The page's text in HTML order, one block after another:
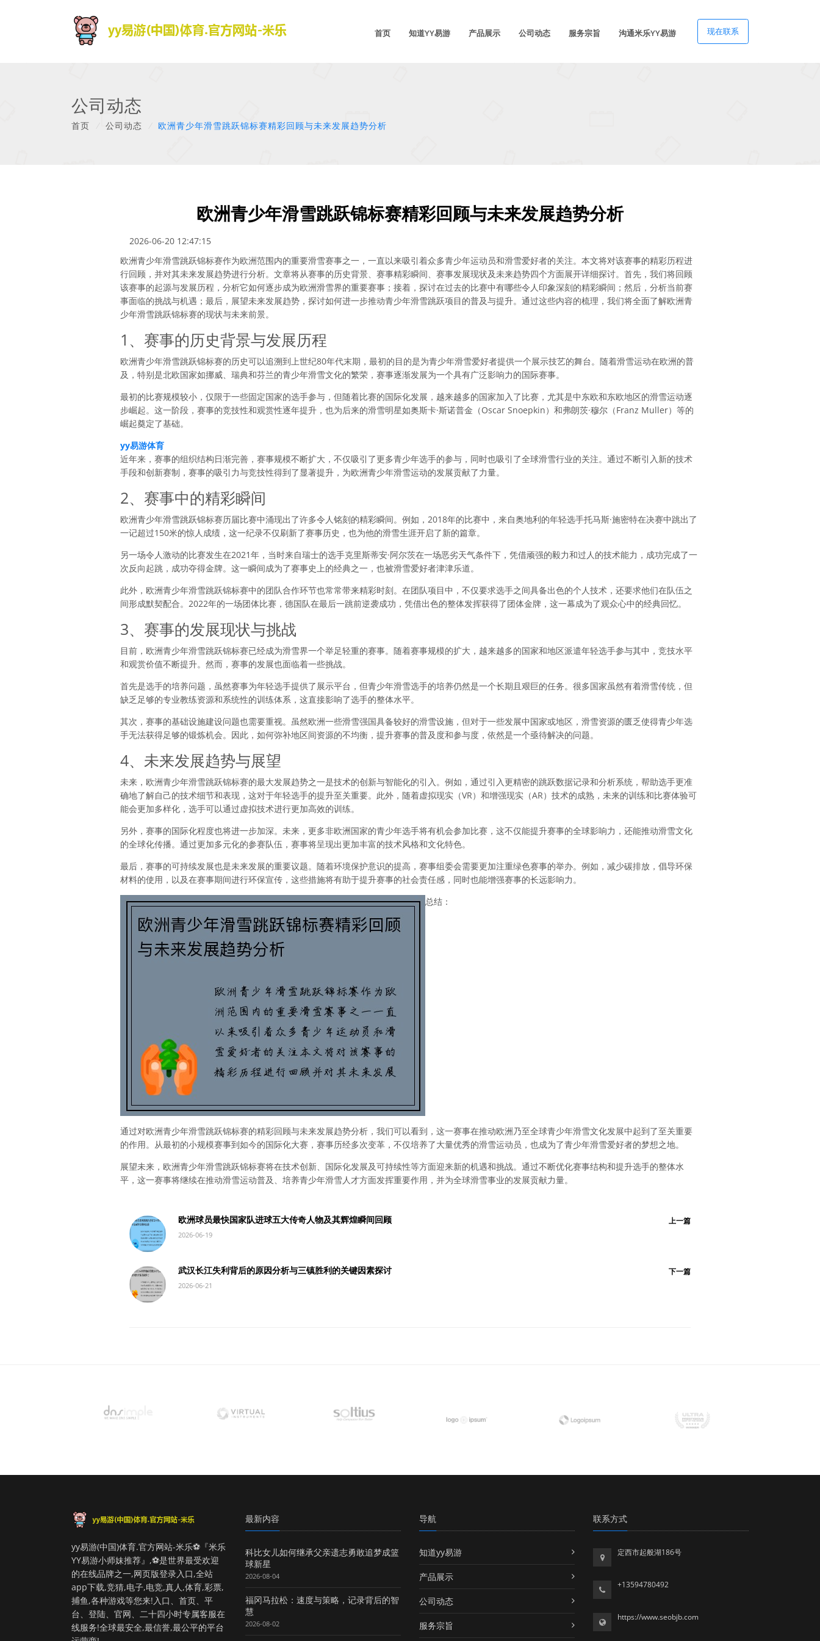
首页 知道YY易游 产品展示 公司动态 服务宗旨 沟通米乐YY易游 现在联系
公司动态
首页 公司动态 欧洲青少年滑雪跳跃锦标赛精彩回顾与未来发展趋势分析
欧洲青少年滑雪跳跃锦标赛精彩回顾与未来发展趋势分析
2026-06-20 12:47:15
欧洲青少年滑雪跳跃锦标赛作为欧洲范围内的重要滑雪赛事之一，一直以来吸引着众多青少年运动员和滑雪爱好者的关注。本文将对该赛事的精彩历程进
行回顾，并对其未来发展趋势进行分析。文章将从赛事的历史背景、赛事精彩瞬间、赛事发展现状及未来趋势四个方面展开详细探讨。首先，我们将回顾
该赛事的起源与发展历程，分析它如何逐步成为欧洲滑雪界的重要赛事；接着，探讨在过去的比赛中有哪些令人印象深刻的精彩瞬间；然后，分析当前赛
事面临的挑战与机遇；最后，展望未来发展趋势，探讨如何进一步推动青少年滑雪跳跃项目的普及与提升。通过这些内容的梳理，我们将全面了解欧洲青
少年滑雪跳跃锦标赛的现状与未来前景。
1、赛事的历史背景与发展历程
欧洲青少年滑雪跳跃锦标赛的历史可以追溯到上世纪80年代末期，最初的目的是为青少年滑雪爱好者提供一个展示技艺的舞台。随着滑雪运动在欧洲的普
及，特别是北欧国家如挪威、瑞典和芬兰的青少年滑雪文化的繁荣，赛事逐渐发展为一个具有广泛影响力的国际赛事。
最初的比赛规模较小，仅限于一些固定国家的选手参与，但随着比赛的国际化发展，越来越多的国家加入了比赛，尤其是中东欧和东欧地区的滑雪运动逐
步崛起。这一阶段，赛事的竞技性和观赏性逐年提升，也为后来的滑雪明星如奥斯卡·斯诺普金（Oscar Snoepkin）和弗朗茨·穆尔（Franz Muller）等的
崛起奠定了基础。
yy易游体育
近年来，赛事的组织结构日渐完善，赛事规模不断扩大，不仅吸引了更多青少年选手的参与，同时也吸引了全球滑雪行业的关注。通过不断引入新的技术
手段和创新赛制，赛事的吸引力与竞技性得到了显著提升，为欧洲青少年滑雪运动的发展贡献了力量。
2、赛事中的精彩瞬间
欧洲青少年滑雪跳跃锦标赛历届比赛中涌现出了许多令人铭刻的精彩瞬间。例如，2018年的比赛中，来自奥地利的年轻选手托马斯·施密特在决赛中跳出了
一记超过150米的惊人成绩，这一纪录不仅刷新了赛事历史，也为他的滑雪生涯开启了新的篇章。
另一场令人激动的比赛发生在2021年，当时来自瑞士的选手克里斯蒂安·阿尔茨在一场恶劣天气条件下，凭借顽强的毅力和过人的技术能力，成功完成了一
次反向起跳，成功夺得金牌。这一瞬间成为了赛事史上的经典之一，也被滑雪爱好者津津乐道。
此外，欧洲青少年滑雪跳跃锦标赛中的团队合作环节也常常带来精彩时刻。在团队项目中，不仅要求选手之间具备出色的个人技术，还要求他们在队伍之
间形成默契配合。2022年的一场团体比赛，德国队在最后一跳前逆袭成功，凭借出色的整体发挥获得了团体金牌，这一幕成为了观众心中的经典回忆。
3、赛事的发展现状与挑战
目前，欧洲青少年滑雪跳跃锦标赛已经成为滑雪界一个举足轻重的赛事。随着赛事规模的扩大，越来越多的国家和地区派遣年轻选手参与其中，竞技水平
和观赏价值不断提升。然而，赛事的发展也面临着一些挑战。
首先是选手的培养问题，虽然赛事为年轻选手提供了展示平台，但青少年滑雪选手的培养仍然是一个长期且艰巨的任务。很多国家虽然有着滑雪传统，但
缺乏足够的专业教练资源和系统性的训练体系，这直接影响了选手的整体水平。
其次，赛事的基础设施建设问题也需要重视。虽然欧洲一些滑雪强国具备较好的滑雪设施，但对于一些发展中国家或地区，滑雪资源的匮乏使得青少年选
手无法获得足够的锻炼机会。因此，如何弥补地区间资源的不均衡，提升赛事的普及度和参与度，依然是一个亟待解决的问题。
4、未来发展趋势与展望
未来，欧洲青少年滑雪跳跃锦标赛的最大发展趋势之一是技术的创新与智能化的引入。例如，通过引入更精密的跳跃数据记录和分析系统，帮助选手更准
确地了解自己的技术细节和表现，这对于年轻选手的提升至关重要。此外，随着虚拟现实（VR）和增强现实（AR）技术的成熟，未来的训练和比赛体验可
能会更加多样化，选手可以通过虚拟技术进行更加高效的训练。
另外，赛事的国际化程度也将进一步加深。未来，更多非欧洲国家的青少年选手将有机会参加比赛，这不仅能提升赛事的全球影响力，还能推动滑雪文化
的全球化传播。通过更加多元化的参赛队伍，赛事将呈现出更加丰富的技术风格和文化特色。
最后，赛事的可持续发展也是未来发展的重要议题。随着环境保护意识的提高，赛事组委会需要更加注重绿色赛事的举办。例如，减少碳排放，倡导环保
材料的使用，以及在赛事期间进行环保宣传，这些措施将有助于提升赛事的社会责任感，同时也能增强赛事的长远影响力。
总结：
通过对欧洲青少年滑雪跳跃锦标赛的精彩回顾与未来发展趋势分析，我们可以看到，这一赛事在推动欧洲乃至全球青少年滑雪文化发展中起到了至关重要
的作用。从最初的小规模赛事到如今的国际化大赛，赛事历经多次变革，不仅培养了大量优秀的滑雪运动员，也成为了青少年滑雪爱好者的梦想之地。
展望未来，欧洲青少年滑雪跳跃锦标赛将在技术创新、国际化发展及可持续性等方面迎来新的机遇和挑战。通过不断优化赛事结构和提升选手的整体水
平，这一赛事将继续在推动滑雪运动普及、培养青少年滑雪人才方面发挥重要作用，并为全球滑雪事业的发展贡献力量。
欧洲球员最快国家队进球五大传奇人物及其辉煌瞬间回顾
2026-06-19
上一篇
武汉长江失利背后的原因分析与三镇胜利的关键因素探讨
2026-06-21
下一篇
yy易游(中国)体育.官方网站-米乐⚽️『米乐
YY易游小师妹推荐』,⚽️是世界最受欢迎
的在线品牌之一,网页版登录入口,全站
app下载,竞猜,电子,电竞,真人,体育,彩票,
捕鱼,各种游戏等您来!入口、首页、平
台、登陆、官网、二十四小时专属客服在
线服务!全球最安全,最信誉,最公平的平台
最新内容
科比女儿如何继承父亲遗志勇敢追梦成篮
球新星
2026-08-04
福冈马拉松：速度与策略，记录背后的智
慧
2026-08-02
导航
知道yy易游
产品展示
公司动态
服务宗旨
联系方式
定西市起般湖186号
+13594780492
https://www.seobjb.com